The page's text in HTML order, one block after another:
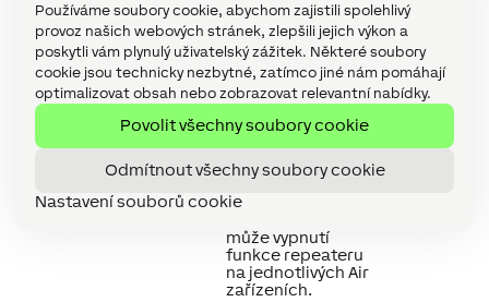
Používáme soubory cookie, abychom zajistili spolehlivý
provoz našich webových stránek, zlepšili jejich výkon a
poskytli vám plynulý uživatelský zážitek. Některé soubory
cookie jsou technicky nezbytné, zatímco jiné nám pomáhají
optimalizovat obsah nebo zobrazovat relevantní nabídky.
Povolit všechny soubory cookie
Odmítnout všechny soubory cookie
Nastavení souborů cookie
velkým počtem Air
zařízení v
omezeném
prostoru může
komunikace mezi
Air zařízeními vést
k velmi vysokému
využití rádiových
kanálů.
Spolehlivou
dostupnost Air
zařízení nelze
může vypnutí
funkce repeateru
na jednotlivých Air
zařízeních.